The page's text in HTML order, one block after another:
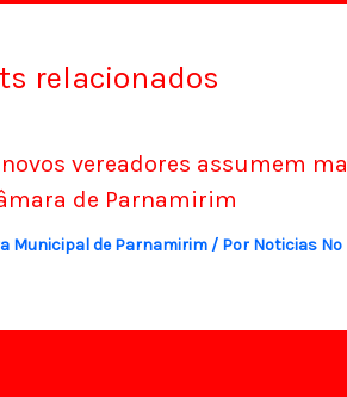
relacionados
vereadores assumem
de Parnamirim
Municipal de Parnamirim/ Por Noticias No